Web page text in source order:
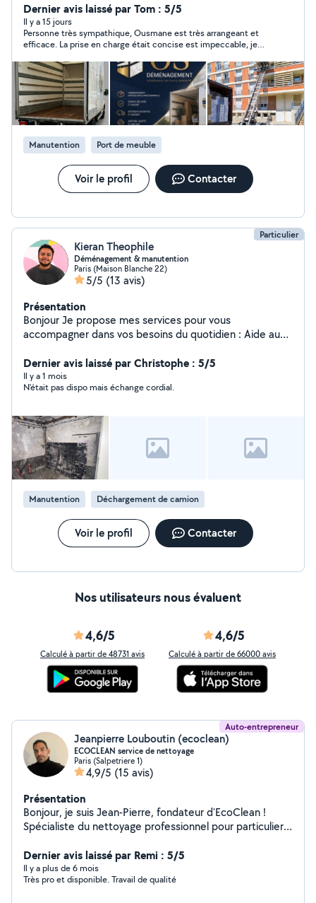
faire monter ou descendre des meubles et des objets
volumineux par l'extérieur d'un bâtiment. Atouts :
Efficace, soigneux et habitué aux charges lourdes.
Contactez-moi pour un déménagement en toute
sérénité ! Zéro 7.58.88.55.41
Dernier avis laissé par Tom : 5/5
Il y a 15 jours
Personne très sympathique, Ousmane est très arrangeant et
efficace. La prise en charge était concise est impeccable, je
Manutention Port de meuble
Voir le profil Contacter
Particulier
Kieran Theophile
Déménagement & manutention
Paris (Maison Blanche 22)
5/5 (13 avis)
Présentation
Bonjour Je propose mes services pour vous
accompagner dans vos besoins du quotidien : Aide au
Manutention / débarras Services ponctuels Je propose
également à la location une shampouineuse Bissell
SpotClean ProHeat Advanced pour 18 avec une dose
dans le recrutement, un métier qui demande rigueur,
organisation et sens du service des qualités que
j'applique dans chaque mission. Profil sportif : habitué
aux efforts physiques et au port de charges lourdes
Sérieux, ponctuel et efficace Travail propre, rapide et
soigné Disponible en semaine et le week-end
Intervention rapide possible N'hésitez pas à me
contacter, je réponds rapidement ! Tarifs attractifs pour
premières missions
Dernier avis laissé par Christophe : 5/5
Il y a 1 mois
N'était pas dispo mais échange cordial.
Manutention Déchargement de camion
Voir le profil Contacter
Nos utilisateurs nous évaluent
4,6/5
Calculé à partir de 48731 avis
4,6/5
Calculé à partir de 66000 avis
Auto-entrepreneur
Jeanpierre Louboutin (ecoclean)
ECOCLEAN service de nettoyage
Paris (Salpetriere 1)
4,9/5 (15 avis)
Présentation
Bonjour, je suis Jean-Pierre, fondateur d'EcoClean !
Spécialiste du nettoyage professionnel pour particuliers
extérieures Fins de chantier remise en état après
travaux Airbnb, déménagements, avant / après travaux
tout redevient nickel ! Travail rapide, soigné et éco-
Dernier avis laissé par Remi : 5/5
Il y a plus de 6 mois
Très pro et disponible. Travail de qualité